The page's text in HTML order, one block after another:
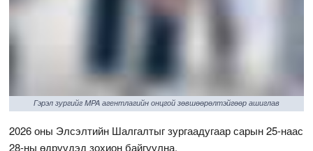
Гэрэл зургийг MPA агентлагийн онцгой зөвшөөрөлтэйгөөр ашиглав
2026 оны Элсэлтийн Шалгалтыг зургаадугаар сарын 25-наас
28-ны өдрүүдэд зохион байгуулна.